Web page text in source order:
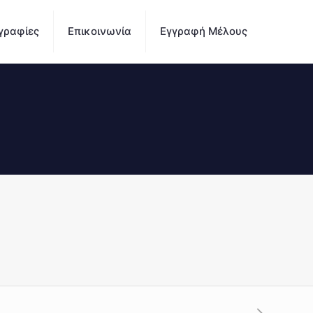
Επικοινωνία Εγγραφή Μέλους